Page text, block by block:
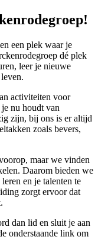
een plek waar je
dé plek
leer je nieuwe
activiteiten voor
nu houdt van
zijn, bij ons is er altijd
zoals bevers,
maar we vinden
Daarom bieden we
en je talenten te
zorgt ervoor dat
dan lid en sluit je aan
onderstaande link om